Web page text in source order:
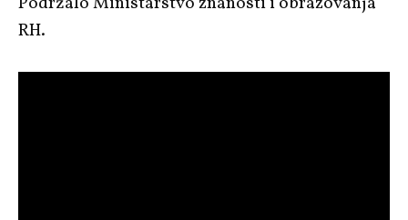
RH.